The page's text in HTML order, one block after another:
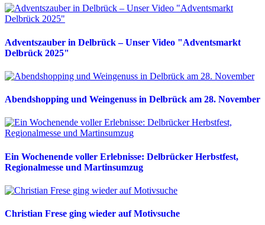
Adventszauber in Delbrück – Unser Video "Adventsmarkt
Delbrück 2025"
Abendshopping und Weingenuss in Delbrück am 28. November
Ein Wochenende voller Erlebnisse: Delbrücker Herbstfest,
Regionalmesse und Martinsumzug
Christian Frese ging wieder auf Motivsuche